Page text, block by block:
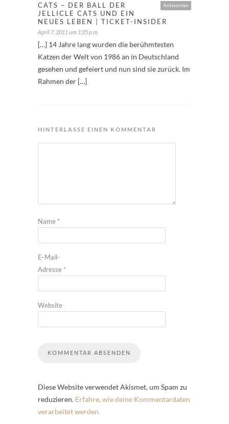
Antworten
CATS – DER BALL DER
JELLICLE CATS UND EIN
NEUES LEBEN | TICKET-INSIDER
April 7, 2011 um 1:25 p.m.
[…] 14 Jahre lang wurden die berühmtesten
Katzen der Welt von 1986 an in Deutschland
gesehen und gefeiert und nun sind sie zurück. Im
Rahmen der […]
HINTERLASSE EINEN KOMMENTAR
Name *
E-Mail-
Adresse *
Website
Diese Website verwendet Akismet, um Spam zu
reduzieren. Erfahre, wie deine Kommentardaten
verarbeitet werden.